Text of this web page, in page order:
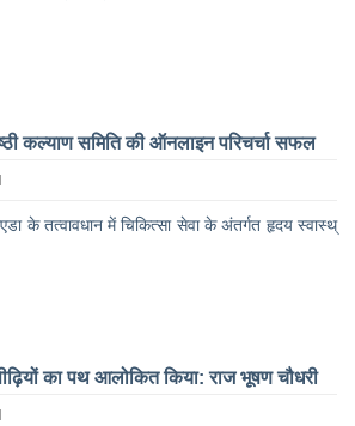
कल्याण समिति की ऑनलाइन परिचर्चा सफल
के तत्वावधान में चिकित्सा सेवा के अंतर्गत हृदय स्वास्थ्
का पथ आलोकित किया: राज भूषण चौधरी